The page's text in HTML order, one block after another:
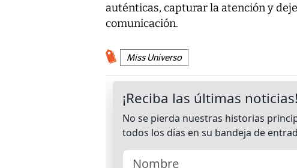
auténticas, capturar la atención y
comunicación.
Miss Universo